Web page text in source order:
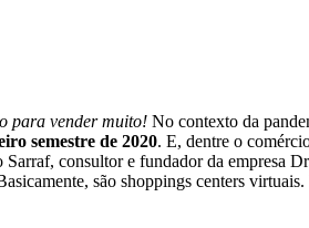
para vender muito! No contexto da
semestre de 2020. E, dentre o
consultor e fundador da empresa
são shoppings centers